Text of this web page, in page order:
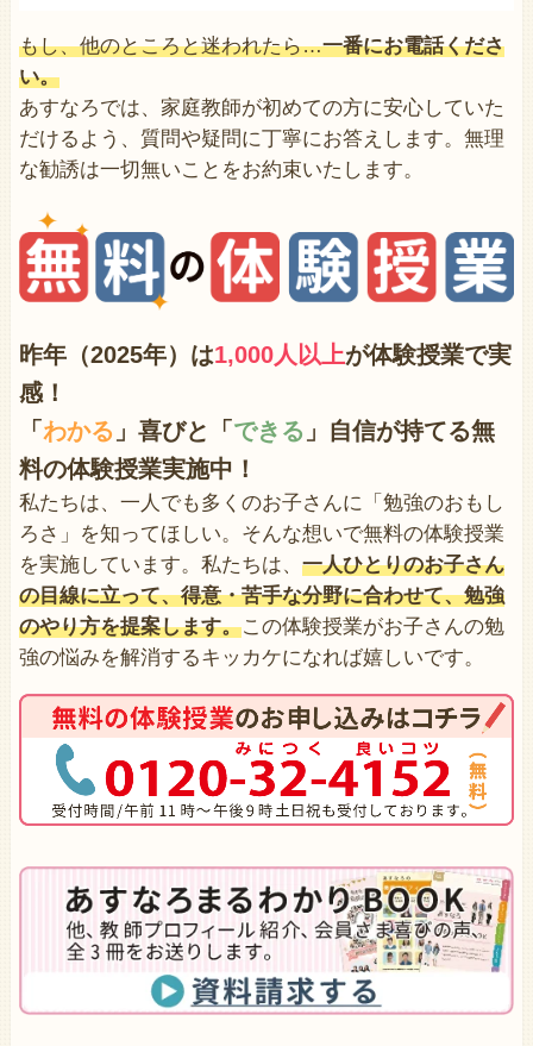
もし、他のところと迷われたら…一番にお電話くださ
い。
あすなろでは、家庭教師が初めての方に安心していた
だけるよう、質問や疑問に丁寧にお答えします。無理
な勧誘は一切無いことをお約束いたします。
昨年（2025年）は1,000人以上が体験授業で実
感！
「 わかる 」喜びと「 できる 」自信が持てる無
料の体験授業実施中！
私たちは、一人でも多くのお子さんに「勉強のおもし
ろさ」を知ってほしい。そんな想いで無料の体験授業
を実施しています。私たちは、 一人ひとりのお子さん
の目線に立って、得意・苦手な分野に合わせて、勉強
のやり方を提案します。この体験授業がお子さんの勉
強の悩みを解消するキッカケになれば嬉しいです。